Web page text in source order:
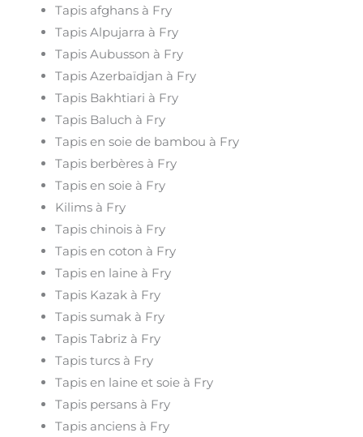
Tapis afghans à Fry
Tapis Alpujarra à Fry
Tapis Aubusson à Fry
Tapis Azerbaïdjan à Fry
Tapis Bakhtiari à Fry
Tapis Baluch à Fry
Tapis en soie de bambou à Fry
Tapis berbères à Fry
Tapis en soie à Fry
Kilims à Fry
Tapis chinois à Fry
Tapis en coton à Fry
Tapis en laine à Fry
Tapis Kazak à Fry
Tapis sumak à Fry
Tapis Tabriz à Fry
Tapis turcs à Fry
Tapis en laine et soie à Fry
Tapis persans à Fry
Tapis anciens à Fry